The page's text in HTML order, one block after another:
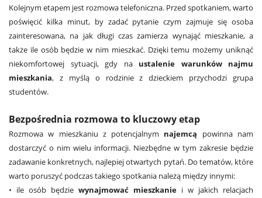
Kolejnym etapem jest rozmowa telefoniczna. Przed spotkaniem, warto
poświęcić kilka minut, by zadać pytanie czym zajmuje się osoba
zainteresowana, na jak długi czas zamierza wynająć mieszkanie, a
także ile osób będzie w nim mieszkać. Dzięki temu możemy uniknąć
niekomfortowej sytuacji, gdy na ustalenie warunków najmu
mieszkania, z myślą o rodzinie z dzieckiem przychodzi grupa
studentów.
Bezpośrednia rozmowa to kluczowy etap
Rozmowa w mieszkaniu z potencjalnym najemcą powinna nam
dostarczyć o nim wielu informacji. Niezbędne w tym zakresie będzie
zadawanie konkretnych, najlepiej otwartych pytań. Do tematów, które
warto poruszyć podczas takiego spotkania należą między innymi:
• ile osób będzie wynajmować mieszkanie i w jakich relacjach